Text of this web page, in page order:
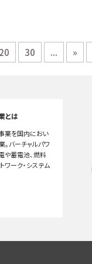
20 30 ... »
とは
業を国内におい
バーチャルパワ
や蓄電池、燃料
ワーク・システム